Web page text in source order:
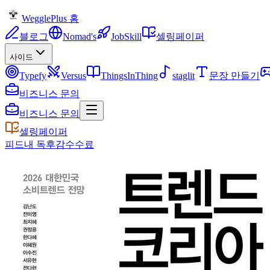
WegglePlus 홈
블로그
Nomad's JobSkill 셀링페이퍼
사이드
Typefy Versus ThingsInThing staglit 문장 만들기
비즈니스 문의
비즈니스 문의
셀링페이퍼
피드내 독후감수수료